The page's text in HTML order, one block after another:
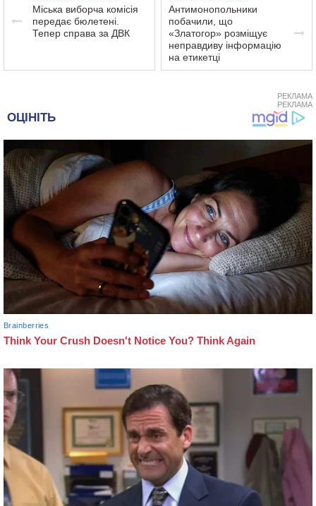
Міська виборча комісія
передає бюлетені.
Тепер справа за ДВК
Антимонопольники
побачили, що
«Златогор» розміщує
неправдиву інформацію
на етикетці
РЕКЛАМА
РЕКЛАМА